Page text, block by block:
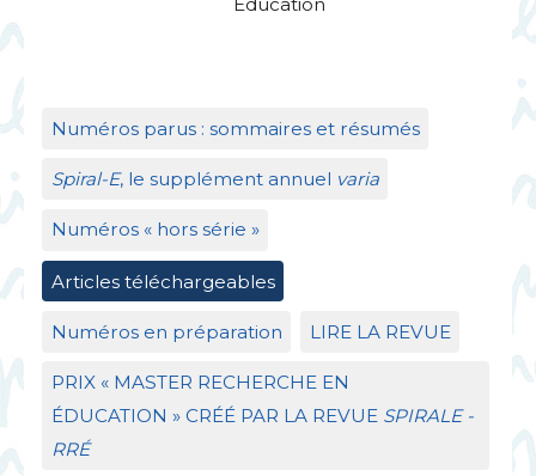
Éducation
Numéros parus : sommaires et résumés
Spiral-E, le supplément annuel varia
Numéros « hors série »
Articles téléchargeables
Numéros en préparation LIRE LA REVUE
PRIX« MASTER RECHERCHE EN
ÉDUCATION » CRÉÉ PAR LA REVUE SPIRALE-
RRÉ